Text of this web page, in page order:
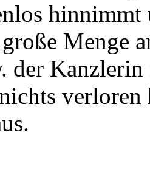
Menge
der